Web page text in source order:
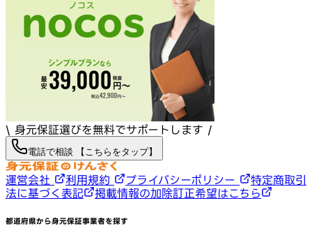
\ 身元保証選びを無料でサポートします /
電話で相談 【こちらをタップ】
運営会社 利用規約 プライバシーポリシー
特定商取引
法に基づく表記
掲載情報の加除訂正希望はこちら
都道府県から身元保証事業者を探す